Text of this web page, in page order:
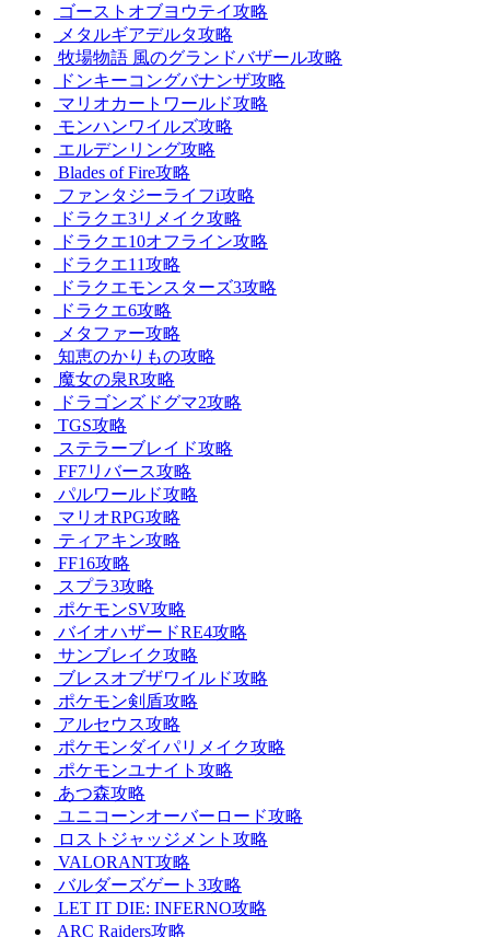
ゴーストオブヨウテイ攻略
メタルギアデルタ攻略
牧場物語 風のグランドバザール攻略
ドンキーコングバナンザ攻略
マリオカートワールド攻略
モンハンワイルズ攻略
エルデンリング攻略
Blades of Fire攻略
ファンタジーライフi攻略
ドラクエ3リメイク攻略
ドラクエ10オフライン攻略
ドラクエ11攻略
ドラクエモンスターズ3攻略
ドラクエ6攻略
メタファー攻略
知恵のかりもの攻略
魔女の泉R攻略
ドラゴンズドグマ2攻略
TGS攻略
ステラーブレイド攻略
FF7リバース攻略
パルワールド攻略
マリオRPG攻略
ティアキン攻略
FF16攻略
スプラ3攻略
ポケモンSV攻略
バイオハザードRE4攻略
サンブレイク攻略
ブレスオブザワイルド攻略
ポケモン剣盾攻略
アルセウス攻略
ポケモンダイパリメイク攻略
ポケモンユナイト攻略
あつ森攻略
ユニコーンオーバーロード攻略
ロストジャッジメント攻略
VALORANT攻略
バルダーズゲート3攻略
LET IT DIE: INFERNO攻略
ARC Raiders攻略